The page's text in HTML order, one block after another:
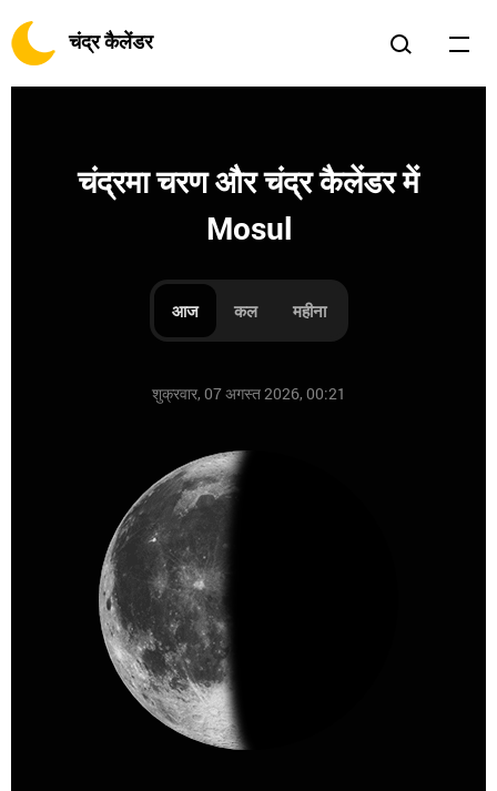
चंद्र कैलेंडर
चंद्रमा चरण और चंद्र कैलेंडर में
Mosul
आज कल महीना
शुक्रवार, 07 अगस्त 2026, 00:21